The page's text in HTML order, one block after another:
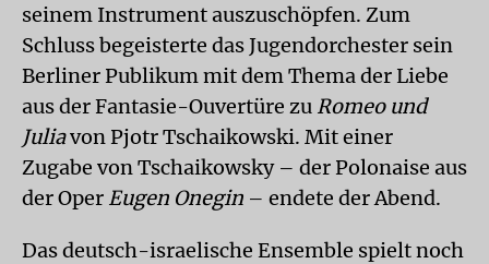
seinem Instrument auszuschöpfen. Zum
Schluss begeisterte das Jugendorchester sein
Berliner Publikum mit dem Thema der Liebe
aus der Fantasie-Ouvertüre zu Romeo und
Juliavon Pjotr Tschaikowski. Mit einer
Zugabe von Tschaikowsky – der Polonaise aus
der Oper Eugen Onegin – endete der Abend.
Das deutsch-israelische Ensemble spielt noch